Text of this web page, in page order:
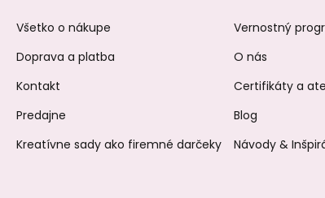
Všetko o nákupe
Doprava a platba
Kontakt
Predajne
Kreatívne sady ako firemné darčeky
Vernostný
O nás
Certifikáty a
Blog
Návody &